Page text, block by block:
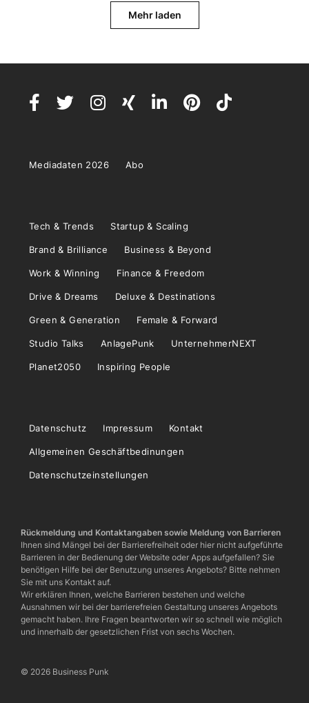
Mehr laden
Mediadaten 2026 Abo
Tech & Trends Startup & Scaling
Brand & Brilliance Business & Beyond
Work & Winning Finance & Freedom
Drive & Dreams Deluxe & Destinations
Green & Generation Female & Forward
Studio Talks AnlagePunk UnternehmerNEXT
Planet2050 Inspiring People
Datenschutz Impressum Kontakt
Allgemeinen Geschäftbedinungen
Datenschutzeinstellungen
Rückmeldung und Kontaktangaben sowie Meldung von Barrieren
Ihnen sind Mängel bei der Barrierefreiheit oder hier nicht aufgeführte
Barrieren in der Bedienung der Website oder Apps aufgefallen? Sie
benötigen Hilfe bei der Benutzung unseres Angebots? Bitte nehmen
Sie mit uns Kontakt auf.
Wir erklären Ihnen, welche Barrieren bestehen und welche
Ausnahmen wir bei der barrierefreien Gestaltung unseres Angebots
gemacht haben. Ihre Fragen beantworten wir so schnell wie möglich
und innerhalb der gesetzlichen Frist von sechs Wochen.
© 2026 Business Punk